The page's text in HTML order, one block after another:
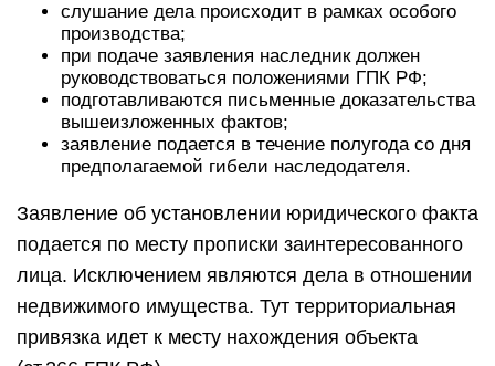
слушание дела происходит в рамках особого
производства;
при подаче заявления наследник должен
руководствоваться положениями ГПК РФ;
подготавливаются письменные доказательства
вышеизложенных фактов;
заявление подается в течение полугода со дня
предполагаемой гибели наследодателя.
Заявление об установлении юридического факта
подается по месту прописки заинтересованного
лица. Исключением являются дела в отношении
недвижимого имущества. Тут территориальная
привязка идет к месту нахождения объекта